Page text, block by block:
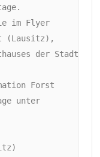
im Flyer
(Lausitz),
der Stadt
Forst